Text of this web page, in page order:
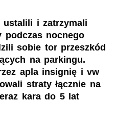
ustalili i zatrzymali
podczas nocnego
sobie tor przeszkód
na parkingu.
apla insignię i vw
straty łącznie na
kara do 5 lat